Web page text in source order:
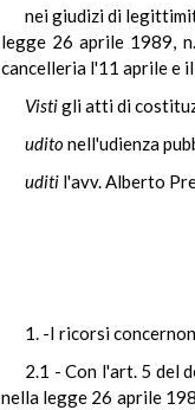
nei giudizi di
legge 26 aprile 1989,
cancelleria l'11 aprile e
Vistigli atti di
uditonell'udienza
uditi l'avv. Alberto
1. -I ricorsi
2.1 - Con l'art. 5 del
nella legge 26 aprile